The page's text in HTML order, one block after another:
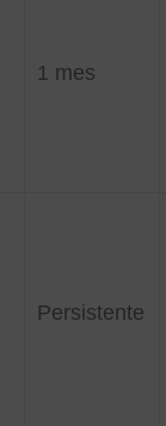
1 mes
Persistente